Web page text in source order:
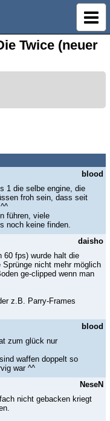
Twice (neuer
blood
1 die selbe engine, die
froh sein, dass seit
führen, viele
noch keine finden.
daisho
60 fps) wurde halt die
nicht mehr möglich
ge-clipped wenn man
z.B. Parry-Frames
blood
zum glück nur
waffen doppelt so
war ^^
NeseN
nicht gebacken kriegt